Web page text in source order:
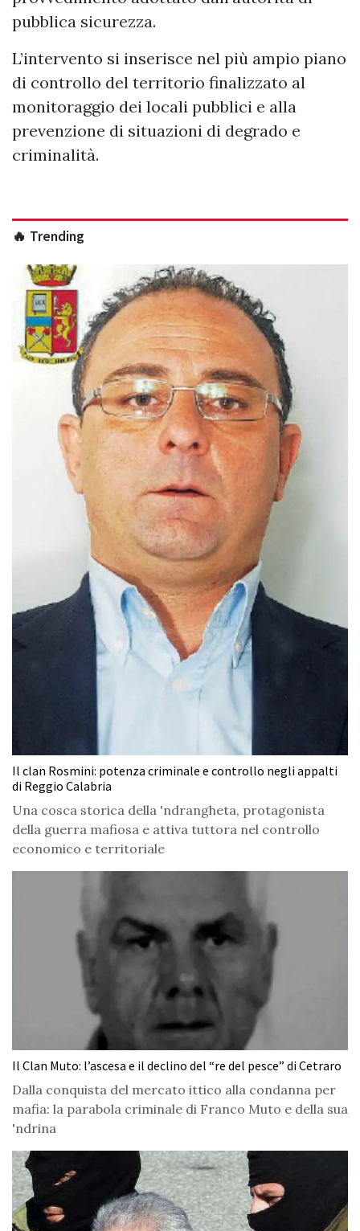
pubblica sicurezza.
L’intervento si inserisce nel più ampio piano
di controllo del territorio finalizzato al
monitoraggio dei locali pubblici e alla
prevenzione di situazioni di degrado e
criminalità.
🔥 Trending
Il clan Rosmini: potenza criminale e controllo negli appalti
di Reggio Calabria
Una cosca storica della 'ndrangheta, protagonista
della guerra mafiosa e attiva tuttora nel controllo
economico e territoriale
Il Clan Muto: l’ascesa e il declino del “re del pesce” di Cetraro
Dalla conquista del mercato ittico alla condanna per
mafia: la parabola criminale di Franco Muto e della sua
'ndrina